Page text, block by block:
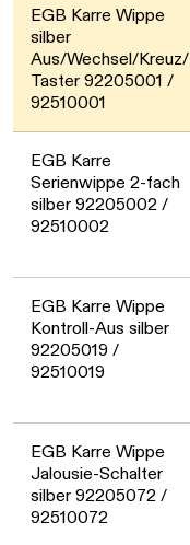
EGB Karre Wippe
silber
Aus/Wechsel/Kreuz/
Taster 92205001 /
92510001
EGB Karre
Serienwippe 2-fach
silber 92205002 /
92510002
EGB Karre Wippe
Kontroll-Aus silber
92205019 /
92510019
EGB Karre Wippe
Jalousie-Schalter
silber 92205072 /
92510072